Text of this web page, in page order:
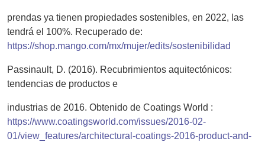
prendas ya tienen propiedades sostenibles, en 2022, las
tendrá el 100%. Recuperado de:
https://shop.mango.com/mx/mujer/edits/sostenibilidad
Passinault, D. (2016). Recubrimientos aquitectónicos:
tendencias de productos e
industrias de 2016. Obtenido de Coatings World :
https://www.coatingsworld.com/issues/2016-02-
01/view_features/architectural-coatings-2016-product-and-